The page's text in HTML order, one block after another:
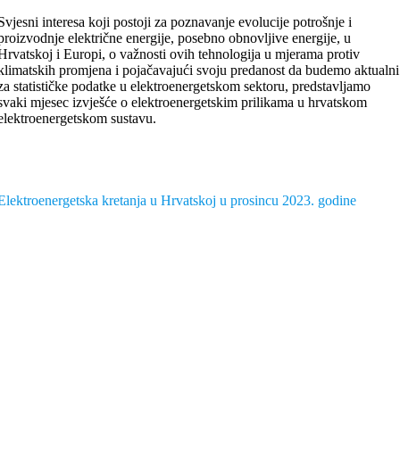
interesa koji postoji za poznavanje evolucije potrošnje i
električne energije, posebno obnovljive energije, u
i Europi, o važnosti ovih tehnologija u mjerama protiv
promjena i pojačavajući svoju predanost da budemo aktualni
statističke podatke u elektroenergetskom sektoru, predstavljamo
mjesec izvješće o elektroenergetskim prilikama u hrvatskom
sustavu.
kretanja u Hrvatskoj u prosincu 2023. godine